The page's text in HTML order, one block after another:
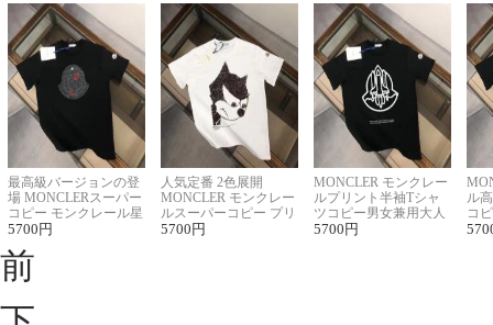
最高級バージョンの登
場 MONCLERスーパー
コピー モンクレール星
座半袖Tシャツ
5700 円
人気定番 2色展開
MONCLER モンクレー
ルスーパーコピー プリ
ント半袖Tシャツ
5700 円
MONCLER モンクレー
ルプリント半袖Tシャ
ツコピー男女兼用大人
可愛い春夏コーデ
5700 円
ル
コ
ィ
前